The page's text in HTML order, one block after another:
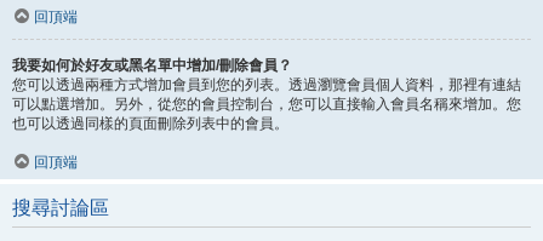
回頂端
我要如何於好友或黑名單中增加/刪除會員？
您可以透過兩種方式增加會員到您的列表。透過瀏覽會員個人資料，那裡有連結
可以點選增加。另外，從您的會員控制台，您可以直接輸入會員名稱來增加。您
也可以透過同樣的頁面刪除列表中的會員。
回頂端
搜尋討論區